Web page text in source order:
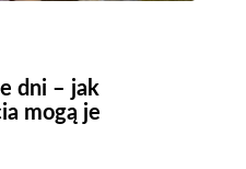
dni – jak
mogą je